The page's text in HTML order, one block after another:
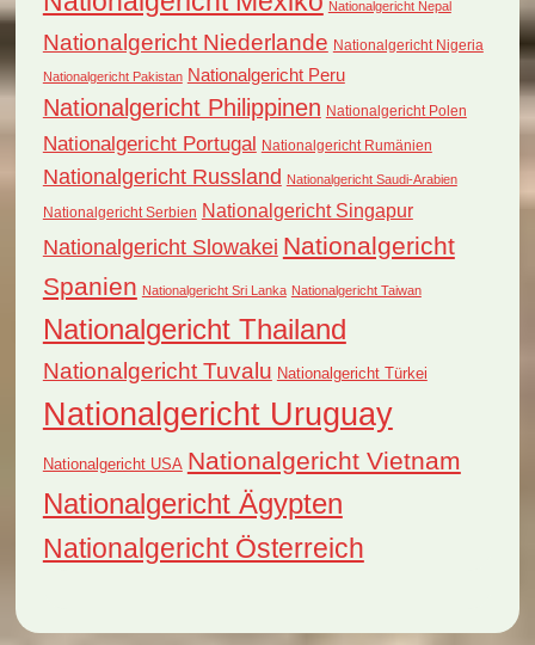
Nationalgericht Nepal
Nationalgericht Niederlande Nationalgericht Nigeria
Nationalgericht Pakistan Nationalgericht Peru
Nationalgericht Philippinen Nationalgericht Polen
Nationalgericht Portugal Nationalgericht Rumänien
Nationalgericht Russland Nationalgericht Saudi-Arabien
Nationalgericht Serbien Nationalgericht Singapur
Nationalgericht Slowakei Nationalgericht
Spanien Nationalgericht Sri Lanka Nationalgericht Taiwan
Nationalgericht Thailand
Nationalgericht Tuvalu Nationalgericht Türkei
Nationalgericht Uruguay
Nationalgericht USA Nationalgericht Vietnam
Nationalgericht Ägypten
Nationalgericht Österreich